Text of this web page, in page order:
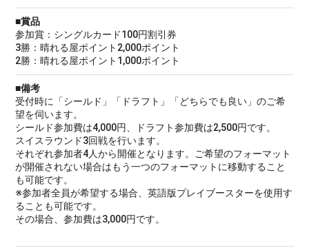
■賞品
参加賞：シングルカード100円割引券
3勝：晴れる屋ポイント2,000ポイント
2勝：晴れる屋ポイント1,000ポイント
■備考
受付時に「シールド」「ドラフト」「どちらでも良い」のご希
望を伺います。
シールド参加費は4,000円、ドラフト参加費は2,500円です。
スイスラウンド3回戦を行います。
それぞれ参加者4人から開催となります。ご希望のフォーマット
が開催されない場合はもう一つのフォーマットに移動すること
も可能です。
※参加者全員が希望する場合、英語版プレイブースターを使用す
ることも可能です。
その場合、参加費は3,000円です。